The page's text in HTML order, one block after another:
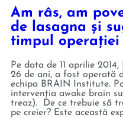
Am râs, am
de lasagna și
timpul operației
Pe data de 11 aprilie
26 de ani, a fost operată
echipa BRAIN Institute.
intervenția awake brain
treaz). De ce trebuie să
pe creier? Este această